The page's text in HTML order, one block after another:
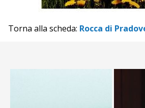
Torna alla scheda: Rocca di